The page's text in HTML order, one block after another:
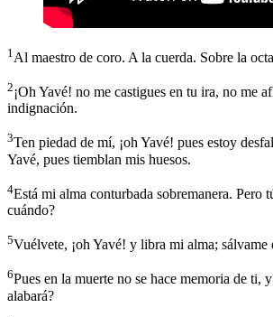
1 Al maestro de coro. A la cuerda. Sobre la
2¡Oh Yavé! no me castigues en tu ira, no me
indignación.
3Ten piedad de mí, ¡oh Yavé! pues estoy
Yavé, pues tiemblan mis huesos.
4Está mi alma conturbada sobremanera. Pero
cuándo?
5Vuélvete, ¡oh Yavé! y libra mi alma; sálvame
6Pues en la muerte no se hace memoria de ti,
alabará?